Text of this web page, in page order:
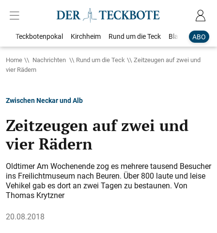
ABO
Teckbotenpokal Kirchheim Rund um die Teck Blaulicht
Home Nachrichten Rund um die Teck
Zeitzeugen auf zwei und
vier Rädern
Zwischen Neckar und Alb
Zeitzeugen auf zwei und
vier Rädern
Oldtimer Am Wochenende zog es mehrere tausend Besucher
ins Freilichtmuseum nach Beuren. Über 800 laute und leise
Vehikel gab es dort an zwei Tagen zu bestaunen. Von
Thomas Krytzner
20.08.2018